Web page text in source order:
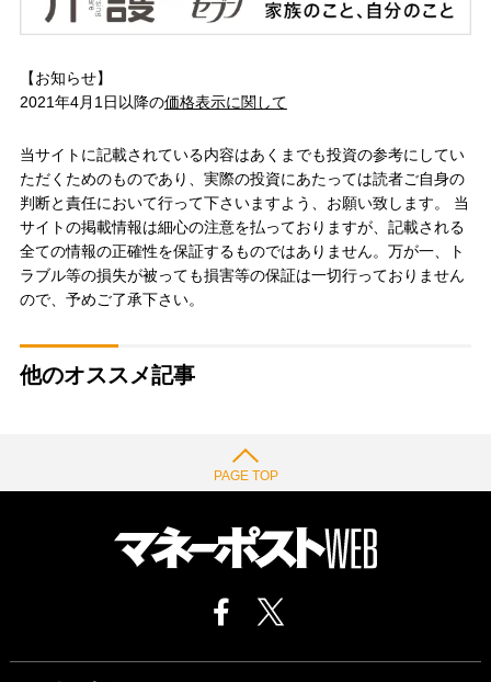
【お知らせ】
2021年4月1日以降の価格表示に関して
当サイトに記載されている内容はあくまでも投資の参考にしてい
ただくためのものであり、実際の投資にあたっては読者ご自身の
判断と責任において行って下さいますよう、お願い致します。 当
サイトの掲載情報は細心の注意を払っておりますが、記載される
全ての情報の正確性を保証するものではありません。万が一、ト
ラブル等の損失が被っても損害等の保証は一切行っておりません
ので、予めご了承下さい。
他のオススメ記事
PAGE TOP